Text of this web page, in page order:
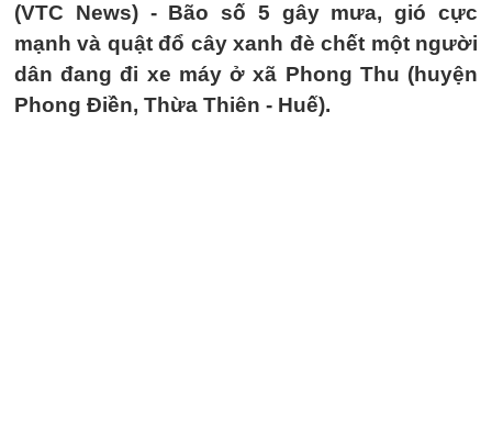
(VTC News) - Bão số 5 gây mưa, gió cực
mạnh và quật đổ cây xanh đè chết một người
dân đang đi xe máy ở xã Phong Thu (huyện
Phong Điền, Thừa Thiên - Huế).